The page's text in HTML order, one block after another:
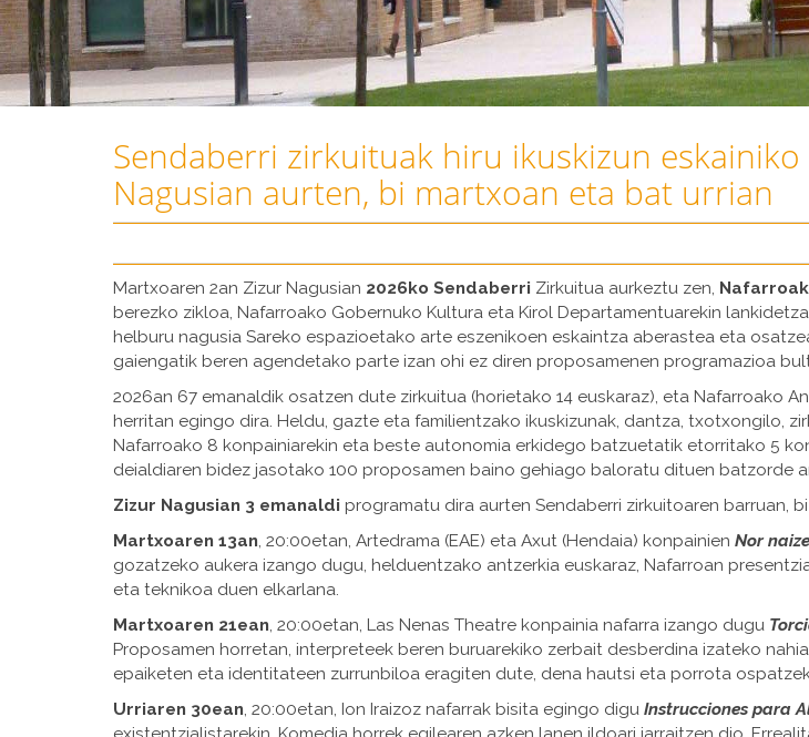
Sendaberri zirkuituak hiru ikuskizun
Nagusian aurten, bi martxoan eta bat urrian
Martxoaren 2an Zizur Nagusian 2026ko Sendaberri Zirkuitua aurkeztu zen,
berezko zikloa, Nafarroako Gobernuko Kultura eta Kirol Departamentuarekin
helburu nagusia Sareko espazioetako arte eszenikoen eskaintza aberastea eta
gaiengatik beren agendetako parte izan ohi ez diren proposamenen programazioa
2026an 67 emanaldik osatzen dute zirkuitua (horietako 14 euskaraz), eta Nafarroako
herritan egingo dira. Heldu, gazte eta familientzako ikuskizunak, dantza, txotxongilo,
Nafarroako 8 konpainiarekin eta beste autonomia erkidego batzuetatik etorritako 5
deialdiaren bidez jasotako 100 proposamen baino gehiago baloratu dituen batzorde
Zizur Nagusian 3 emanaldi programatu dira aurten Sendaberri zirkuitoaren barruan,
Martxoaren 13an, 20:00etan, Artedrama (EAE) eta Axut (Hendaia) konpainien Nor
gozatzeko aukera izango dugu, helduentzako antzerkia euskaraz, Nafarroan
eta teknikoa duen elkarlana.
Martxoaren 21ean, 20:00etan, Las Nenas Theatre konpainia nafarra izango dugu
Proposamen horretan, interpreteek beren buruarekiko zerbait desberdina izateko
epaiketen eta identitateen zurrunbiloa eragiten dute, dena hautsi eta porrota
Urriaren 30ean, 20:00etan, Ion Iraizoz nafarrak bisita egingo digu Instrucciones para